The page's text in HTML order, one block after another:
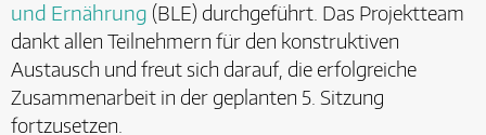
und Ernährung (BLE) durchgeführt. Das Projektteam
dankt allen Teilnehmern für den konstruktiven
Austausch und freut sich darauf, die erfolgreiche
Zusammenarbeit in der geplanten 5. Sitzung
fortzusetzen.